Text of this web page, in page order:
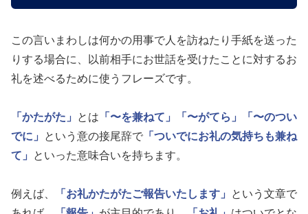
この言いまわしは何かの用事で人を訪ねたり手紙を送った
りする場合に、以前相手にお世話を受けたことに対するお
礼を述べるために使うフレーズです。
「かたがた」 とは 「〜を兼ねて」 「〜がてら」
「〜のつい
でに」
という意の接尾辞で 「ついでにお礼の気持ちも兼ね
て」
といった意味合いを持ちます。
例えば、 「お礼かたがたご報告いたします」
という文章で